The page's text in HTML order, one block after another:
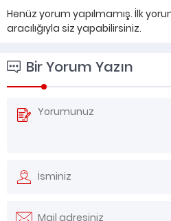
Henüz yorum yapılmamış. İlk
aracılığıyla siz yapabilirsiniz.
Bir Yorum Yazın